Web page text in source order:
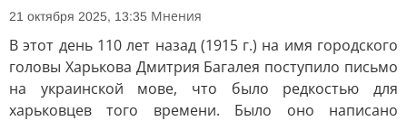
21 октября 2025, 13:35 Мнения
В этот день 110 лет назад (1915 г.) на имя городского
головы Харькова Дмитрия Багалея поступило письмо
на украинской мове, что было редкостью для
харьковцев того времени. Было оно написано